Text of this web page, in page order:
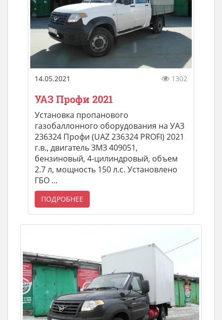
14.05.2021 1302
УАЗ Профи 2021
Установка пропанового
газобаллонного оборудования на УАЗ
236324 Профи (UAZ 236324 PROFI) 2021
г.в., двигатель ЗМЗ 409051,
бензиновый, 4-цилиндровый, объем
2.7 л, мощность 150 л.с. Установлено
ГБО ...
ПОДРОБНЕЕ